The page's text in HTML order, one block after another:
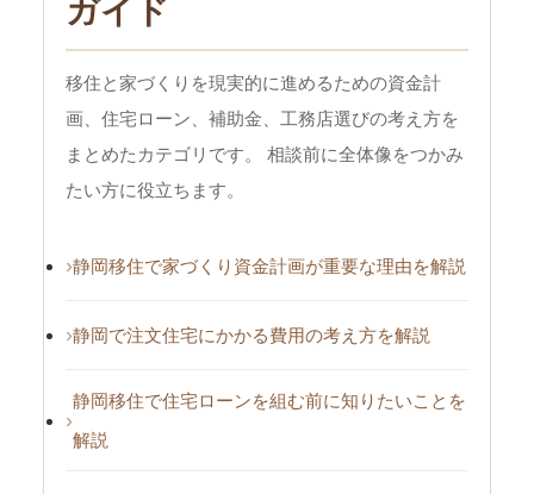
ガイド
移住と家づくりを現実的に進めるための資金計
画、住宅ローン、補助金、工務店選びの考え方を
まとめたカテゴリです。 相談前に全体像をつかみ
たい方に役立ちます。
静岡移住で家づくり資金計画が重要な理由を解説
静岡で注文住宅にかかる費用の考え方を解説
静岡移住で住宅ローンを組む前に知りたいことを
解説